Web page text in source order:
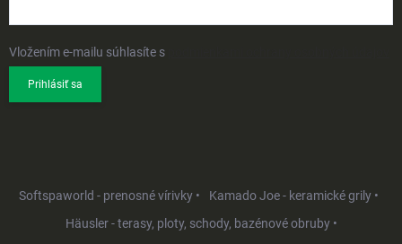
Vložením e-mailu súhlasíte s
Prihlásiť sa
Softspaworld - prenosné vírivky •
Kamado Joe - keramické grily •
Häusler - terasy, ploty, schody, bazénové obruby •